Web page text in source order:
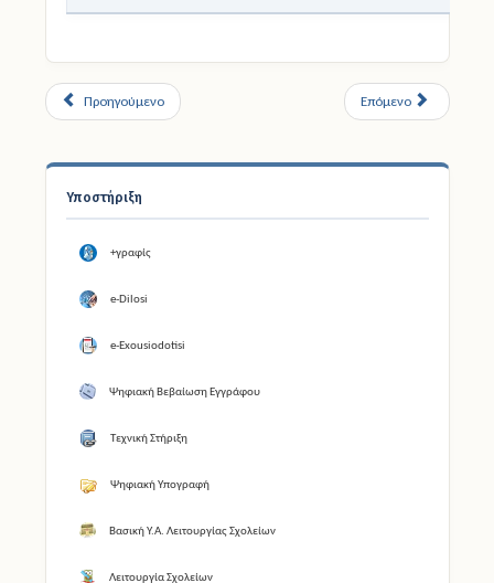
Υποστήριξη
+γραφίς
e-Dilosi
e-Exousiodotisi
Ψηφιακή Βεβαίωση Εγγράφου
Τεχνική Στήριξη
Ψηφιακή Υπογραφή
Βασική Υ.Α. Λειτουργίας Σχολείων
Λειτουργία Σχολείων
Προηγούμενο Επόμενο